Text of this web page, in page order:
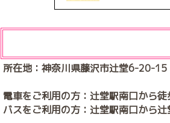
所在地：神奈川県藤沢市辻堂6-20-15
電車をご利用の方：辻堂駅南口から
バスをご利用の方：辻堂駅南口から